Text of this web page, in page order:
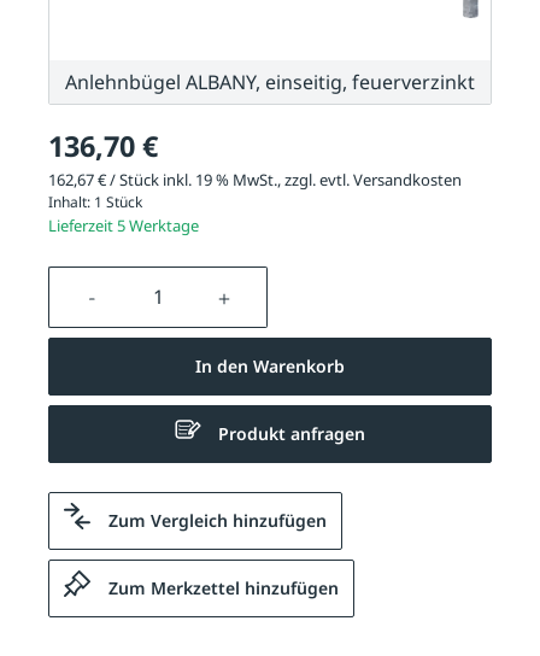
136,70 €
162,67 € / Stück inkl. 19 % MwSt., zzgl. evtl.Versandkosten
Inhalt: 1 Stück
Lieferzeit 5 Werktage
Produkt Anzahl: Gib den
In den Warenkorb
Produkt anfragen
Zum Vergleich hinzufügen
Zum Merkzettel hinzufügen
Anlehnbügel ALBANY, einseitig, feuerverzinkt